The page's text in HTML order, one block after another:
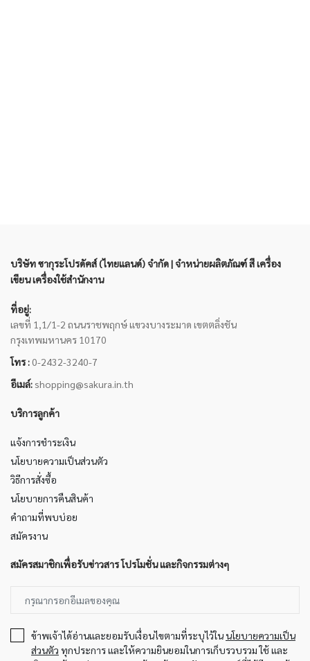
บริษัท ซากุระโปรดัคส์ (ไทยแลนด์) จำกัด | จำหน่ายผลิตภัณฑ์ สี เครื่อง
เขียน เครื่องใช้สำนักงาน
ที่อยู่:
เลขที่ 1,1/1-2 ถนนราชพฤกษ์ แขวงบางระมาด เขตตลิ่งชัน
กรุงเทพมหานคร 10170
โทร : 0-2432-3240-7
อีเมล์: shopping@sakura.in.th
บริการลูกค้า
แจ้งการชำระเงิน
นโยบายความเป็นส่วนตัว
วิธีการสั่งซื้อ
นโยบายการคืนสินค้า
คำถามที่พบบ่อย
สมัครงาน
สมัครสมาชิกเพื่อรับข่าวสาร โปรโมชั่น และกิจกรรมต่างๆ
ข้าพเจ้าได้อ่านและยอมรับเงื่อนไขตามที่ระบุไว้ในนโยบายความเป็น
ส่วนตัว ทุกประการ และให้ความยินยอมในการเก็บรวบรวม ใช้ และ